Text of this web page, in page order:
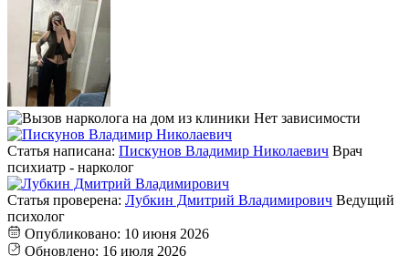
Статья написана: Пискунов Владимир Николаевич Врач
психиатр - нарколог
Статья проверена: Лубкин Дмитрий Владимирович Ведущий
психолог
Опубликовано: 10 июня 2026
Обновлено: 16 июля 2026